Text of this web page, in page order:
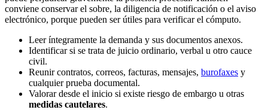
conviene conservar el sobre, la diligencia de notificación o el aviso
electrónico, porque pueden ser útiles para verificar el cómputo.
Leer íntegramente la demanda y sus documentos anexos.
Identificar si se trata de juicio ordinario, verbal u otro cauce
civil.
Reunir contratos, correos, facturas, mensajes, burofaxes y
cualquier prueba documental.
Valorar desde el inicio si existe riesgo de embargo u otras
medidas cautelares.